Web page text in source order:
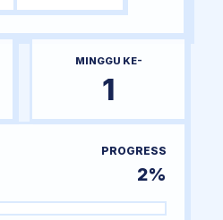
MINGGU KE-
1
PROGRESS
2%